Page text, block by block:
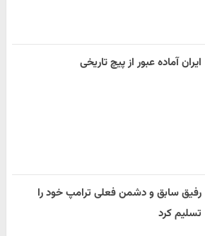
ایران آماده عبور از پیچ تاریخی
رفیق سابق و دشمن فعلی ترامپ خود را
تسلیم کرد